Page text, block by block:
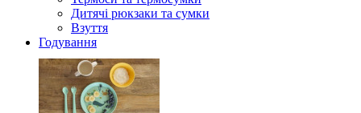
Дитячі рюкзаки та сумки
Взуття
Годування